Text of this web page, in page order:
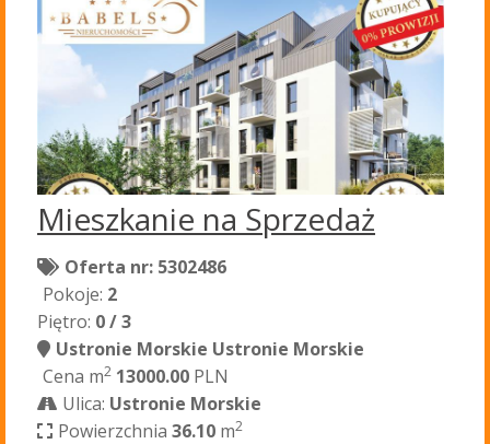
Mieszkanie na Sprzedaż
Oferta nr: 5302486
Pokoje: 2
Piętro: 0 / 3
Ustronie Morskie Ustronie Morskie
Cena m2 13000.00 PLN
Ulica: Ustronie Morskie
Powierzchnia36.10 m2